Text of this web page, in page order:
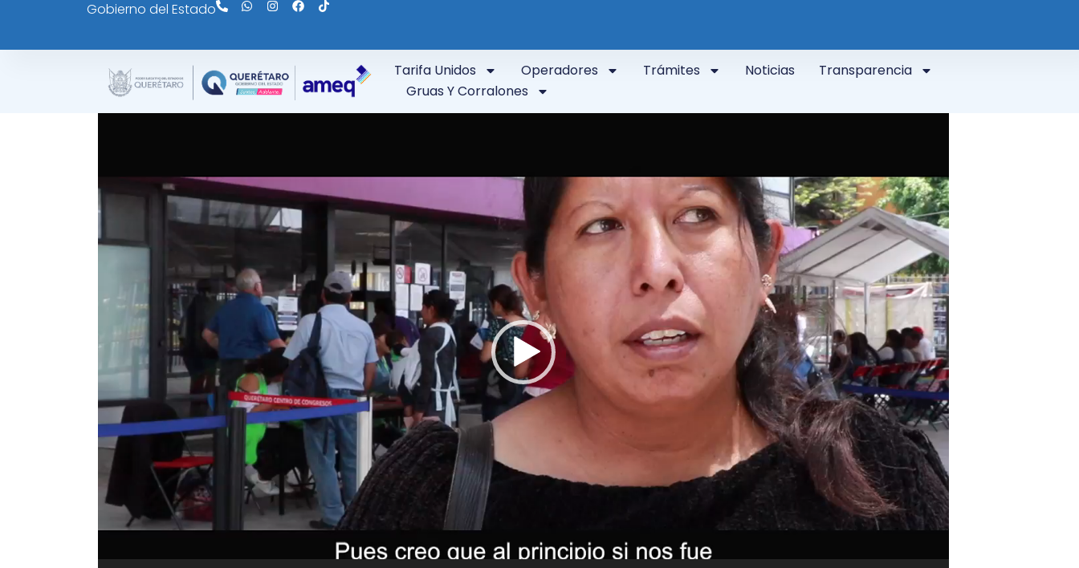
Gobierno del Estado
Tarifa Unidos Operadores Trámites Noticias
Transparencia
Gruas Y Corralones